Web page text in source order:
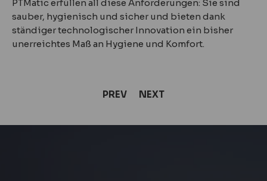
PTMatic erfüllen all diese Anforderungen: Sie sind
sauber, hygienisch und sicher und bieten dank
ständiger technologischer Innovation ein bisher
unerreichtes Maß an Hygiene und Komfort.
PREV NEXT